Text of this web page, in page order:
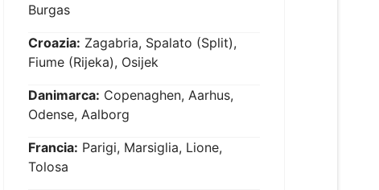
Burgas
Croazia: Zagabria, Spalato (Split),
Fiume (Rijeka), Osijek
Danimarca: Copenaghen, Aarhus,
Odense, Aalborg
Francia: Parigi, Marsiglia, Lione,
Tolosa